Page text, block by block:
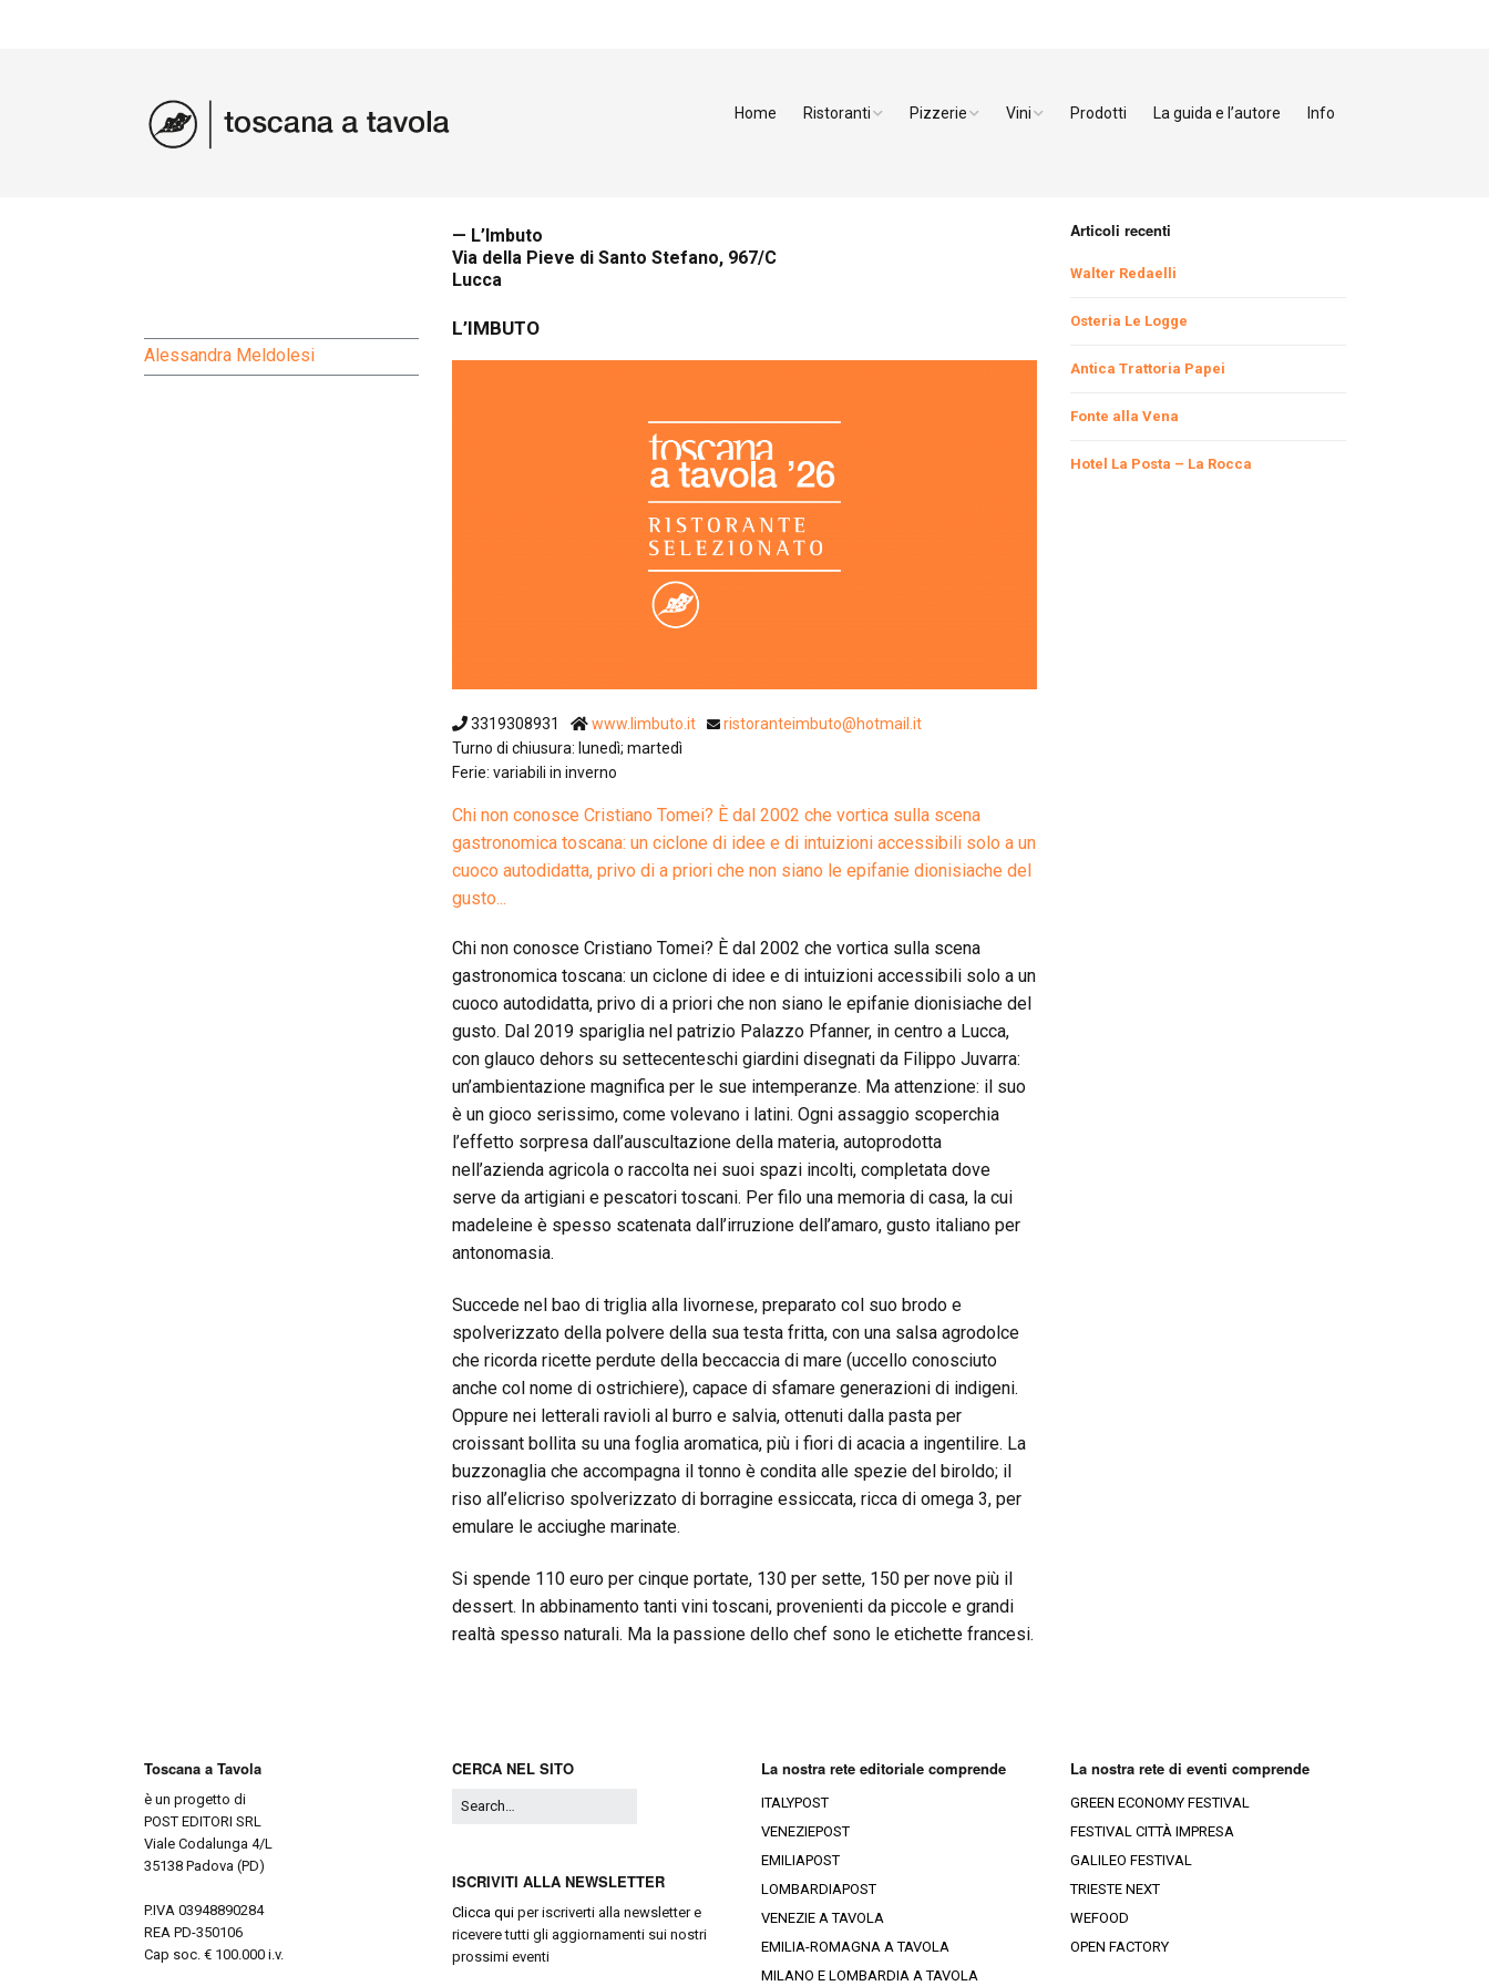
Home Ristoranti
Massa Carrara
Pisa
Pizzerie Vini Prodotti La guida e l’autore Info
Alessandra Meldolesi
— L’Imbuto
Via della Pieve di Santo Stefano, 967/C
Lucca
L’IMBUTO
3319308931 www.limbuto.it
ristoranteimbuto@hotmail.it
Turno di chiusura: lunedì; martedì
Ferie: variabili in inverno
Chi non conosce Cristiano Tomei? È dal 2002 che vortica sulla scena
gastronomica toscana: un ciclone di idee e di intuizioni accessibili solo a un
cuoco autodidatta, privo di a priori che non siano le epifanie dionisiache del
gusto...
Chi non conosce Cristiano Tomei? È dal 2002 che vortica sulla scena
gastronomica toscana: un ciclone di idee e di intuizioni accessibili solo a un
cuoco autodidatta, privo di a priori che non siano le epifanie dionisiache del
gusto. Dal 2019 spariglia nel patrizio Palazzo Pfanner, in centro a Lucca,
con glauco dehors su settecenteschi giardini disegnati da Filippo Juvarra:
un’ambientazione magnifica per le sue intemperanze. Ma attenzione: il suo
è un gioco serissimo, come volevano i latini. Ogni assaggio scoperchia
l’effetto sorpresa dall’auscultazione della materia, autoprodotta
nell’azienda agricola o raccolta nei suoi spazi incolti, completata dove
serve da artigiani e pescatori toscani. Per filo una memoria di casa, la cui
madeleine è spesso scatenata dall’irruzione dell’amaro, gusto italiano per
antonomasia.
Succede nel bao di triglia alla livornese, preparato col suo brodo e
spolverizzato della polvere della sua testa fritta, con una salsa agrodolce
che ricorda ricette perdute della beccaccia di mare (uccello conosciuto
anche col nome di ostrichiere), capace di sfamare generazioni di indigeni.
Oppure nei letterali ravioli al burro e salvia, ottenuti dalla pasta per
croissant bollita su una foglia aromatica, più i fiori di acacia a ingentilire. La
buzzonaglia che accompagna il tonno è condita alle spezie del biroldo; il
riso all’elicriso spolverizzato di borragine essiccata, ricca di omega 3, per
emulare le acciughe marinate.
Si spende 110 euro per cinque portate, 130 per sette, 150 per nove più il
dessert. In abbinamento tanti vini toscani, provenienti da piccole e grandi
realtà spesso naturali. Ma la passione dello chef sono le etichette francesi.
Articoli recenti
Walter Redaelli
Osteria Le Logge
Antica Trattoria Papei
Fonte alla Vena
Hotel La Posta – La Rocca
Toscana a Tavola
è un progetto di
POST EDITORI SRL
Viale Codalunga 4/L
35138 Padova (PD)
P.IVA 03948890284
REA PD-350106
Cap soc. € 100.000 i.v.
CERCA NEL SITO
ISCRIVITI ALLA NEWSLETTER
Clicca qui per iscriverti alla newsletter e
ricevere tutti gli aggiornamenti sui nostri
prossimi eventi
La nostra rete editoriale comprende
ITALYPOST
VENEZIEPOST
EMILIAPOST
LOMBARDIAPOST
VENEZIE A TAVOLA
EMILIA-ROMAGNA A TAVOLA
MILANO E LOMBARDIA A TAVOLA
La nostra rete di eventi comprende
GREEN ECONOMY FESTIVAL
FESTIVAL CITTÀ IMPRESA
GALILEO FESTIVAL
TRIESTE NEXT
WEFOOD
OPEN FACTORY